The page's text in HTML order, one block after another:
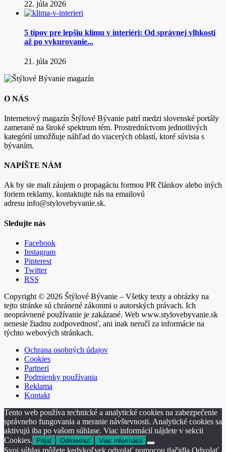
22. júla 2026
5 tipov pre lepšiu klímu v interiéri: Od správnej vlhkosti
až po vykurovanie...
21. júla 2026
O NÁS
Internetový magazín Štýlové Bývanie patrí medzi slovenské portály
zamerané na široké spektrum tém. Prostredníctvom jednotlivých
kategórií umožňuje náhľad do viacerých oblastí, ktoré súvisia s
bývaním.
NAPÍŠTE NÁM
Ak by ste mali záujem o propagáciu formou PR článkov alebo iných
foriem reklamy, kontaktujte nás na emailovú
adresu info@stylovebyvanie.sk.
Sledujte nás
Facebook
Instagram
Pinterest
Twitter
RSS
Copyright © 2026 Štýlové Bývanie – Všetky texty a obrázky na
tejto stránke sú chránené zákonmi o autorských právach. Ich
neoprávnené používanie je zakázané. Web www.stylovebyvanie.sk
nenesie žiadnu zodpovednosť, ani inak neručí za informácie na
týchto webových stránkach.
Ochrana osobných údajov
Cookies
Partneri
Podmienky používania
Reklama
Kontakt
Tento web používa technické a analytické cookies na zabezpečenie
správneho fungovania a meranie návštevnosti. Analytické cookies sa
aktivujú iba po vašom súhlase. Viac informácií nájdete v sekcii
Cookies.
Prijať Odmietnuť Viac informácií
Svoj súhlas môžete kedykoľvek odvolať pomocou tlačidla Odvolať